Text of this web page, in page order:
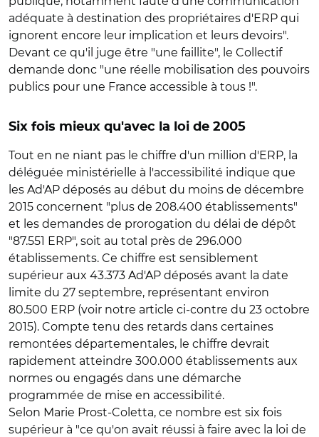
adéquate à destination des propriétaires d'ERP qui
ignorent encore leur implication et leurs devoirs".
Devant ce qu'il juge être "une faillite", le Collectif
demande donc "une réelle mobilisation des pouvoirs
publics pour une France accessible à tous !".
Six fois mieux qu'avec la loi de 2005
Tout en ne niant pas le chiffre d'un million d'ERP, la
déléguée ministérielle à l'accessibilité indique que
les Ad'AP déposés au début du moins de décembre
2015 concernent "plus de 208.400 établissements"
et les demandes de prorogation du délai de dépôt
"87.551 ERP", soit au total près de 296.000
établissements. Ce chiffre est sensiblement
supérieur aux 43.373 Ad'AP déposés avant la date
limite du 27 septembre, représentant environ
80.500 ERP (voir notre article ci-contre du 23 octobre
2015). Compte tenu des retards dans certaines
remontées départementales, le chiffre devrait
rapidement atteindre 300.000 établissements aux
normes ou engagés dans une démarche
programmée de mise en accessibilité.
Selon Marie Prost-Coletta, ce nombre est six fois
supérieur à "ce qu'on avait réussi à faire avec la loi de